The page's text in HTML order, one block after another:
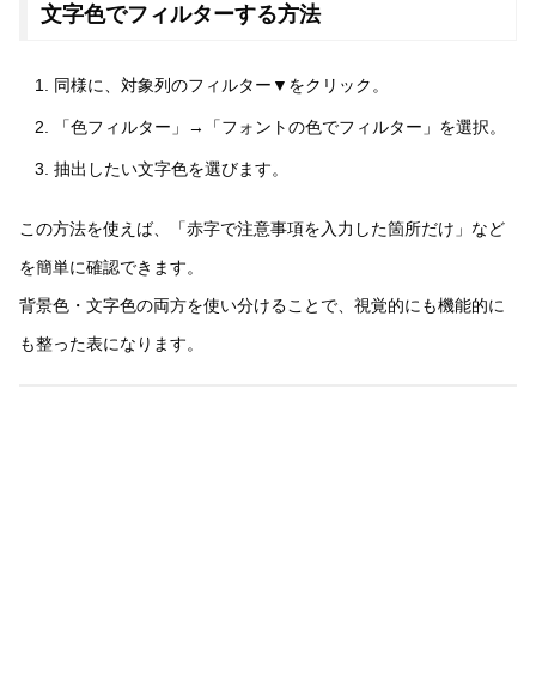
文字色でフィルターする方法
同様に、対象列のフィルター▼をクリック。
「色フィルター」→「フォントの色でフィルター」を選択。
抽出したい文字色を選びます。
この方法を使えば、「赤字で注意事項を入力した箇所だけ」など
を簡単に確認できます。
背景色・文字色の両方を使い分けることで、視覚的にも機能的に
も整った表になります。